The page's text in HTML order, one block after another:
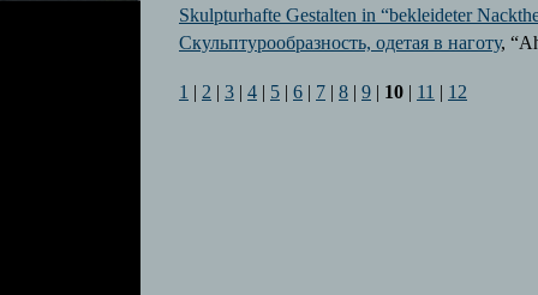
Skulpturhafte Gestalten in “bekleideter
Скульптурообразность, одетая в наготу,
1 | 2 | 3 | 4 | 5 | 6 | 7 | 8 | 9 | 10 | 11 | 12